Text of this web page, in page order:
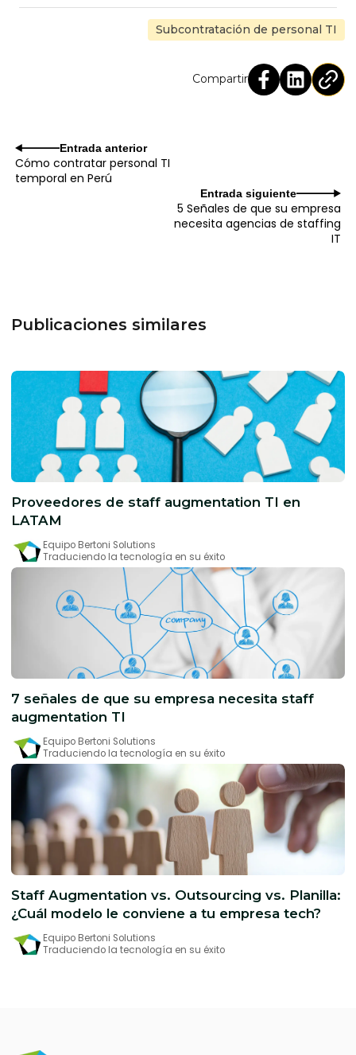
Subcontratación de personal TI
Compartir
Entrada anterior
Cómo contratar personal TI
temporal en Perú
Entrada siguiente
5 Señales de que su empresa
necesita agencias de staffing
IT
Publicaciones similares
Proveedores de staff augmentation TI en
LATAM
Equipo Bertoni Solutions
Traduciendo la tecnología en su éxito
7 señales de que su empresa necesita staff
augmentation TI
Equipo Bertoni Solutions
Traduciendo la tecnología en su éxito
Staff Augmentation vs. Outsourcing vs. Planilla:
¿Cuál modelo le conviene a tu empresa tech?
Equipo Bertoni Solutions
Traduciendo la tecnología en su éxito